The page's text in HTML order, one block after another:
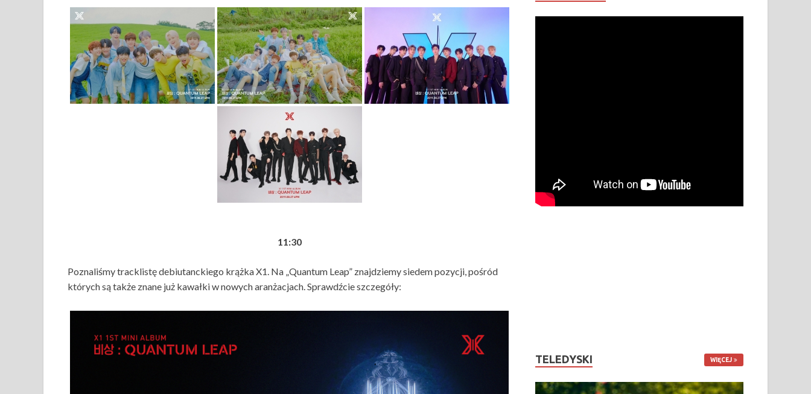
11:30
Poznaliśmy tracklistę debiutanckiego krążka X1. Na „Quantum Leap” znajdziemy siedem pozycji, pośród
których są także znane już kawałki w nowych aranżacjach. Sprawdźcie szczegóły:
TELEDYSKI WIĘCEJ